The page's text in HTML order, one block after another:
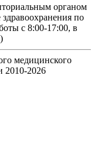
органом
по
с 8:00-17:00, в
медицинского
2010-2026